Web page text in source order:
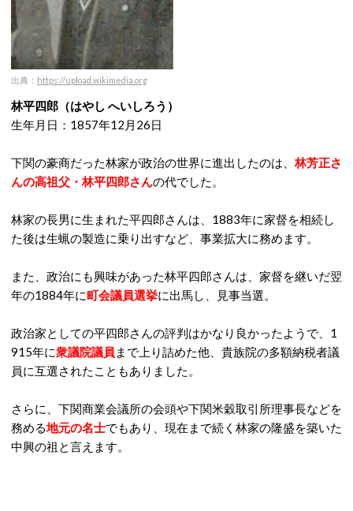
出典： https://upload.wikimedia.org
林平四郎（はやし へいしろう）
生年月日：1857年12月26日
下関の豪商だった林家が政治の世界に進出したのは、林芳正さ
んの高祖父・林平四郎さんの代でした。
林家の長男に生まれた平四郎さんは、1883年に家督を相続し
た後は生蝋の製造に乗り出すなど、事業拡大に務めます。
また、政治にも興味があった林平四郎さんは、家督を継いだ翌
年の1884年に町会議員選挙に出馬し、見事当選。
政治家としての平四郎さんの評判はかなり良かったようで、1
915年に衆議院議員 まで上り詰めた他、貴族院の多額納税者議
員に互選されたこともありました。
さらに、下関商業会議所の会頭や下関米穀取引所理事長などを
務める地元の名士でもあり、現在まで続く林家の隆盛を築いた
中興の祖と言えます。